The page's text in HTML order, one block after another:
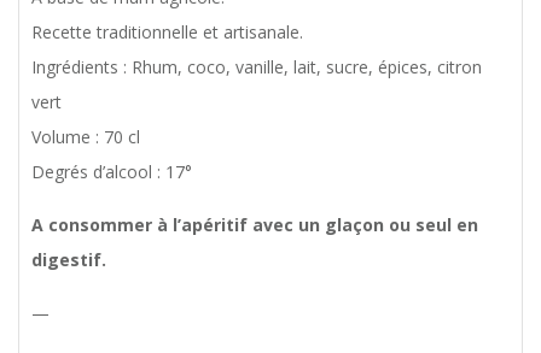
Recette traditionnelle et artisanale.
Ingrédients : Rhum, coco, vanille, lait, sucre, épices, citron
vert
Volume : 70 cl
Degrés d’alcool : 17°
A consommer à l’apéritif avec un glaçon ou seul en
digestif.
—